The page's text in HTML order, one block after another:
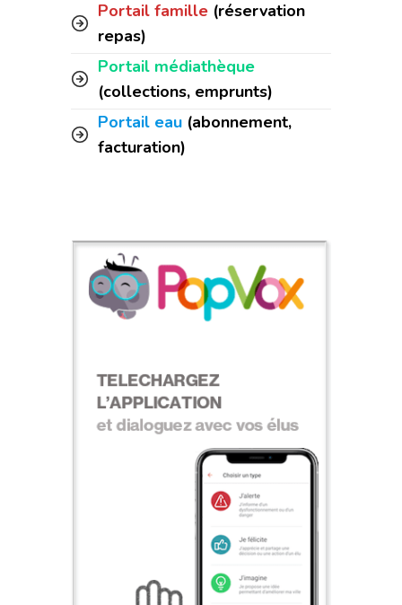
Portail famille (réservation
repas)
Portail médiathèque
(collections, emprunts)
Portail eau (abonnement,
facturation)